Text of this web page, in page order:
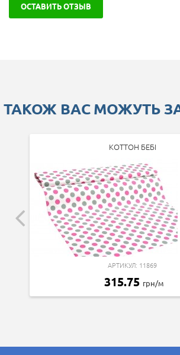
ОСТАВИТЬ ОТЗЫВ
ТАКОЖ ВАС МОЖУТЬ
КОТТОН БЕБІ
АРТИКУЛ: 11869
315.75 грн/м